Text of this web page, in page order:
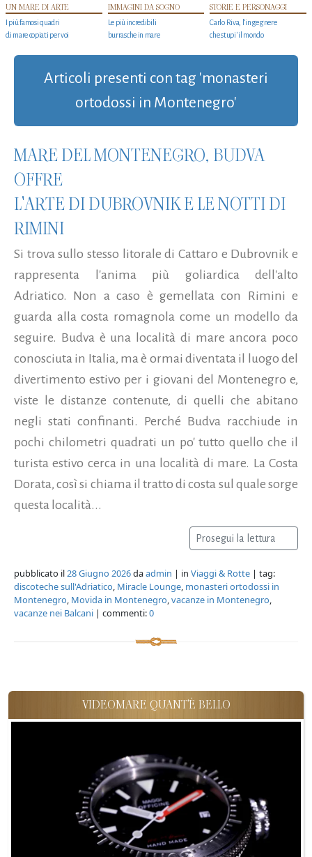
UN MARE DI ARTE
I più famosi quadri
di mare copiati per voi
IMMAGINI DA SOGNO
Le più incredibili
burrasche in mare
STORIE E PERSONAGGI
Carlo Riva, l’ingegnere
che stupi' il mondo
Articoli presenti con tag 'monasteri
ortodossi in Montenegro'
MARE DEL MONTENEGRO, BUDVA
OFFRE
L'ARTE DI DUBROVNIK E LE NOTTI DI
RIMINI
Si trova sullo stesso litorale di Cattaro e Dubrovnik e
rappresenta l'anima più goliardica dell'alto
Adriatico. Non a caso è gemellata con Rimini e
guarda alla costa romagnola come un modello da
seguire. Budva è una località di mare ancora poco
conosciuta in Italia, ma è ormai diventata il luogo del
divertimento estivo per i giovani del Montenegro e,
viste le distanze contenute, di quelli che abitano
negli stati confinanti. Perché Budva racchiude in
pochi chilometri quadrati un po' tutto quello che il
turista estivo cerca in una località di mare. La Costa
Dorata, così si chiama il tratto di costa sul quale sorge
questa località...
Prosegui la lettura
pubblicato il28 Giugno 2026daadmin | in Viaggi & Rotte | tag:
discoteche sull'Adriatico, Miracle Lounge, monasteri ortodossi in
Montenegro, Movida in Montenegro,vacanze in Montenegro,
vacanze nei Balcani | commenti:0
VIDEOMARE QUANT'È BELLO